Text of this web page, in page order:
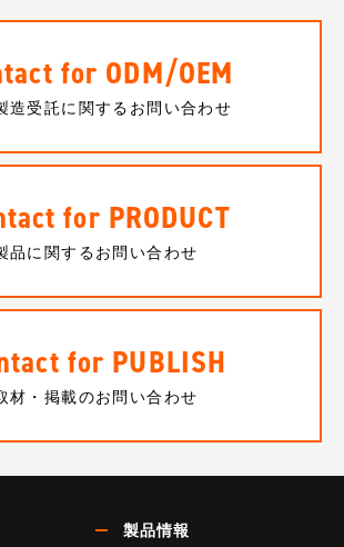
for ODM/OEM
造受託に関するお問い合わせ
for PRODUCT
品に関するお問い合わせ
for PUBLISH
材・掲載のお問い合わせ
製品情報